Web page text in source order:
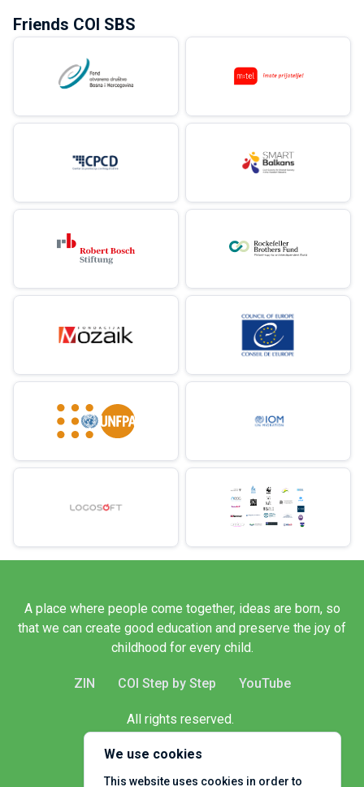
We use cookies
This website uses cookies in order to
Friends COI SBS
A place where people come together, ideas are born, so
that we can create good education and preserve the joy of
childhood for every child.
ZIN COI Step by Step YouTube
All rights reserved.